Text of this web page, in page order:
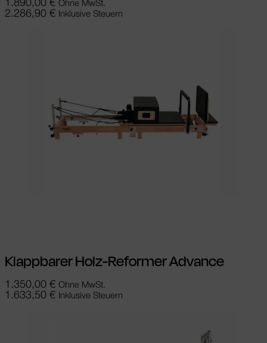
1.890,00 € Ohne MwSt.
2.286,90 € Inklusive Steuern
Klappbarer Holz-Reformer Advance
1.350,00 € Ohne MwSt.
1.633,50 € Inklusive Steuern